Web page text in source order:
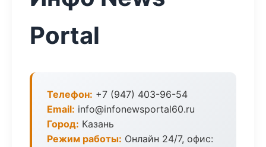
Portal
Телефон: +7 (947) 403-96-54
Email: info@infonewsportal60.ru
Город: Казань
Режим работы: Онлайн 24/7, офис: